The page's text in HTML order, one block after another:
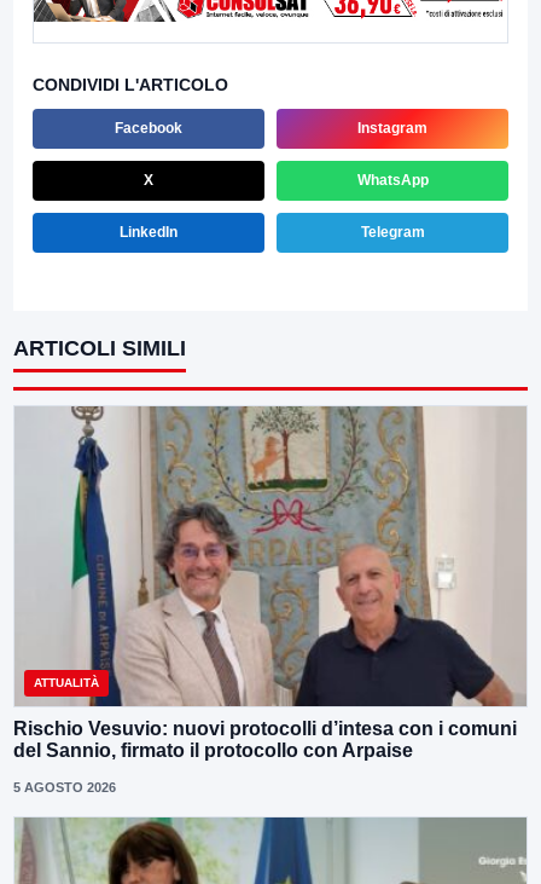
CONDIVIDI L'ARTICOLO
Facebook Instagram
X WhatsApp
LinkedIn Telegram
ARTICOLI SIMILI
ATTUALITÀ
Rischio Vesuvio: nuovi protocolli d’intesa con i comuni
del Sannio, firmato il protocollo con Arpaise
5 AGOSTO 2026